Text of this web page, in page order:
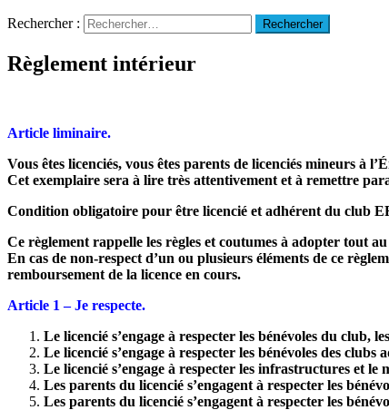
Rechercher :
Règlement intérieur
Article liminaire.
Vous êtes licenciés, vous êtes parents de licenciés mineurs
Cet exemplaire sera à lire très attentivement et à remettre
Condition obligatoire pour être licencié et adhérent du club
Ce règlement rappelle les règles et coutumes à adopter tout
En cas de non-respect d’un ou plusieurs éléments de ce
remboursement de la licence en cours.
Article 1 – Je respecte.
Le licencié s’engage à respecter les bénévoles du
Le licencié s’engage à respecter les bénévoles des
Le licencié s’engage à respecter les infrastructures et
Les parents du licencié s’engagent à respecter les
Les parents du licencié s’engagent à respecter les